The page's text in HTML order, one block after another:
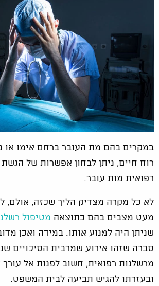
במקרים בהם מת העובר ברחם אימו או
רוח חיים, ניתן לבחון אפשרות של
רפואית מות עובר.
לא כל מקרה מצדיק הליך שכזה, אולם,
מעט מצבים בהם כתוצאה מטיפול
שניתן היה למנוע אותו. במידה ואכן
סברה שזהו אירוע שמרבית הסיכויים
מרשלנות רפואית, חשוב לפנות אל עורך
ובעזרתו להגיש תביעה לבית המשפט.